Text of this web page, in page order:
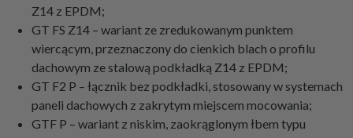
Z14 z EPDM;
GT FS Z14 – wariant ze zredukowanym punktem
wiercącym, przeznaczony do cienkich blach o profilu
dachowym ze stalową podkładką Z14 z EPDM;
GT F2 P – łącznik bez podkładki, stosowany w systemach
paneli dachowych z zakrytym miejscem mocowania;
GTF P – wariant z niskim, zaokrąglonym łbem typu